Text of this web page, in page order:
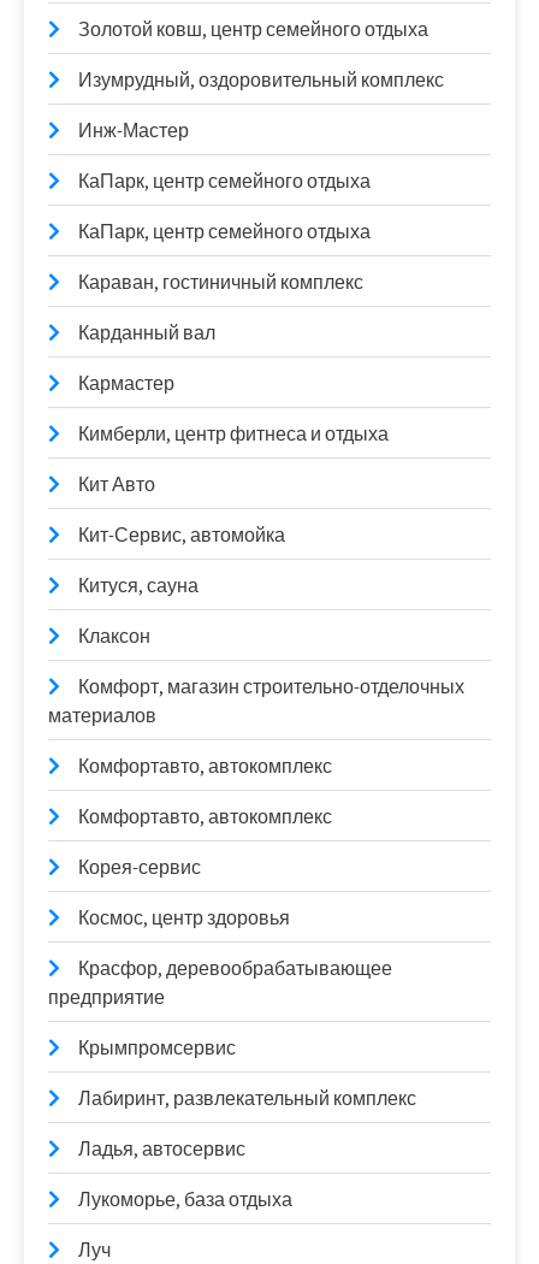
Золотой ковш, центр семейного отдыха
Изумрудный, оздоровительный комплекс
Инж-Мастер
КаПарк, центр семейного отдыха
КаПарк, центр семейного отдыха
Караван, гостиничный комплекс
Карданный вал
Кармастер
Кимберли, центр фитнеса и отдыха
Кит Авто
Кит-Сервис, автомойка
Китуся, сауна
Клаксон
Комфорт, магазин строительно-отделочных
материалов
Комфортавто, автокомплекс
Комфортавто, автокомплекс
Корея-сервис
Космос, центр здоровья
Красфор, деревообрабатывающее
предприятие
Крымпромсервис
Лабиринт, развлекательный комплекс
Ладья, автосервис
Лукоморье, база отдыха
Луч